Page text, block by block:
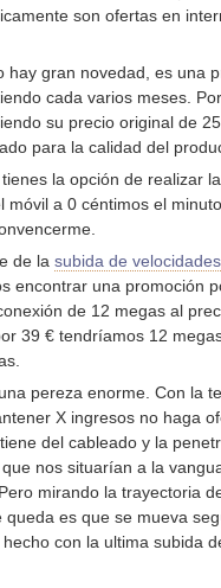
son ofertas en
hay gran novedad, es una
cada varios meses.
su precio original de
para la calidad del
la opción de realizar
móvil a 0 céntimos el
de la subida de velocidades
encontrar una promoción
de 12 megas al
39 € tendríamos 12
pereza enorme. Con la
X ingresos no haga
del cableado y la
nos situarían a la
mirando la trayectoria
es que se mueva
con la ultima subida